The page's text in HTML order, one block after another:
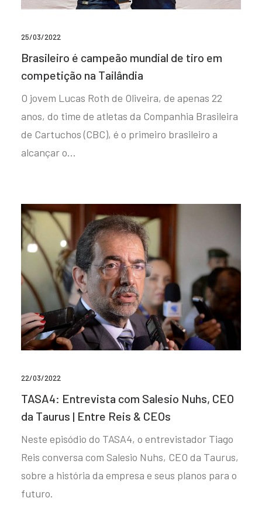
25/03/2022
Brasileiro é campeão mundial de tiro em
competição na Tailândia
O jovem Lucas Roth de Oliveira, de apenas 22
anos, do time de atletas da Companhia Brasileira
de Cartuchos (CBC), é o primeiro brasileiro a
alcançar o…
22/03/2022
TASA4: Entrevista com Salesio Nuhs, CEO
da Taurus | Entre Reis & CEOs
Neste episódio do TASA4, o entrevistador Tiago
Reis conversa com Salesio Nuhs, CEO da Taurus,
sobre a história da empresa e seus planos para o
futuro.